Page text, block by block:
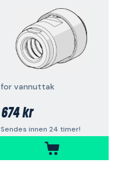
for vannuttak
674 kr
Sendes innen 24 timer!